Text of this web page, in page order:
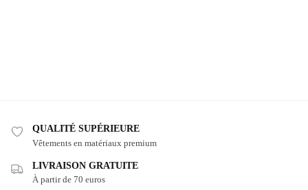
QUALITÉ SUPÉRIEURE
Vêtements en matériaux premium
LIVRAISON GRATUITE
À partir de 70 euros